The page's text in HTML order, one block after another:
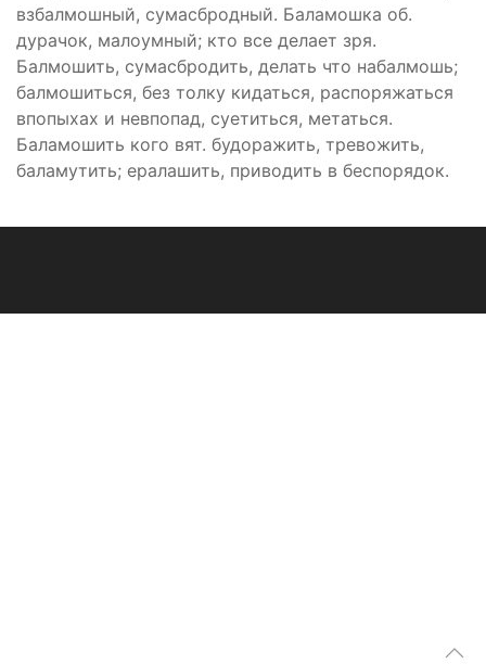
взбалмошный, сумасбродный. Баламошка об.
дурачок, малоумный; кто все делает зря.
Балмошить, сумасбродить, делать что набалмошь;
балмошиться, без толку кидаться, распоряжаться
впопыхах и невпопад, суетиться, метаться.
Баламошить кого вят. будоражить, тревожить,
баламутить; ералашить, приводить в беспорядок.